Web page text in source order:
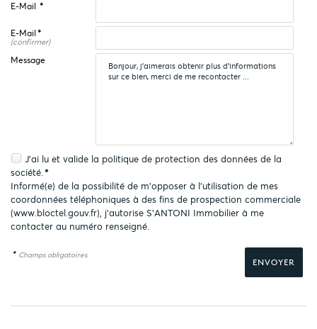
E-Mail *
E-Mail *
(confirmer)
Message
J'ai lu et valide la politique de protection des données de la
société.*
Informé(e) de la possibilité de m'opposer à l'utilisation de mes
coordonnées téléphoniques à des fins de prospection commerciale
(www.bloctel.gouv.fr), j'autorise S'ANTONI Immobilier à me
contacter au numéro renseigné.
* Champs obligatoires